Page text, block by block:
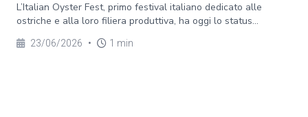
L’Italian Oyster Fest, primo festival italiano dedicato alle
ostriche e alla loro filiera produttiva, ha oggi lo status...
23/06/2026 • 1 min